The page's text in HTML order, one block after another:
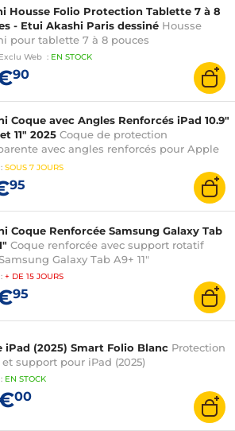
Housse Folio Protection Tablette 7 à 8
- Etui Akashi Paris dessiné Housse
pour tablette 7 à 8 pouces
Exclu Web : EN STOCK
90
Coque avec Angles Renforcés iPad 10.9"
11" 2025 Coque de protection
avec angles renforcés pour Apple
2022 et 11" 2025
: SOUS 7 JOURS
95
Coque Renforcée Samsung Galaxy Tab
Coque renforcée avec support rotatif
Galaxy Tab A9+ 11"
: + DE 15 JOURS
95
iPad (2025) Smart Folio Blanc Protection
et support pour iPad (2025)
: EN STOCK
00